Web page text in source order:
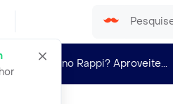
Novo no Rappi? Aproveite...